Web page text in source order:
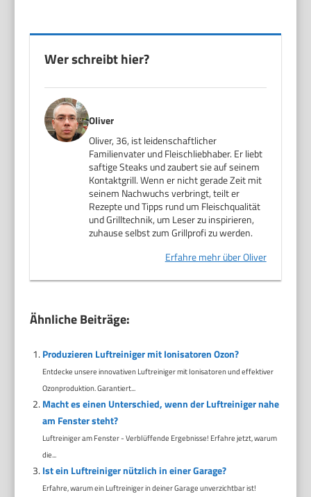
Wer schreibt hier?
Oliver
Oliver, 36, ist leidenschaftlicher
Familienvater und Fleischliebhaber. Er liebt
saftige Steaks und zaubert sie auf seinem
Kontaktgrill. Wenn er nicht gerade Zeit mit
seinem Nachwuchs verbringt, teilt er
Rezepte und Tipps rund um Fleischqualität
und Grilltechnik, um Leser zu inspirieren,
zuhause selbst zum Grillprofi zu werden.
Erfahre mehr über Oliver
Ähnliche Beiträge:
Produzieren Luftreiniger mit Ionisatoren Ozon?
Entdecke unsere innovativen Luftreiniger mit Ionisatoren und effektiver
Ozonproduktion. Garantiert...
Macht es einen Unterschied, wenn der Luftreiniger nahe
am Fenster steht?
Luftreiniger am Fenster - Verblüffende Ergebnisse! Erfahre jetzt, warum
die...
Ist ein Luftreiniger nützlich in einer Garage?
Erfahre, warum ein Luftreiniger in deiner Garage unverzichtbar ist!